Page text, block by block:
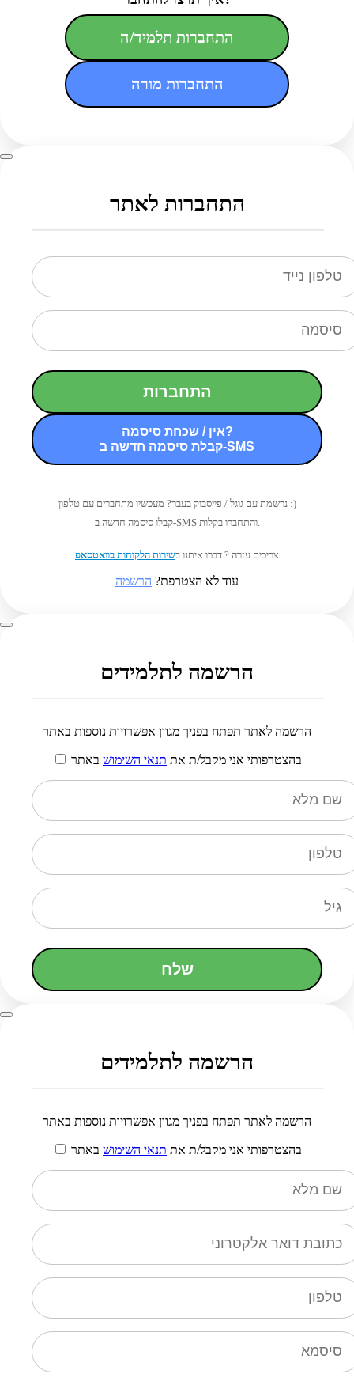
התחברות תלמיד/ה
התחברות מורה
התחברות לאתר
התחברות
אין / שכחת סיסמה?
קבלת סיסמה חדשה ב-SMS
נרשמת עם גוגל / פייסבוק בעבר? מעכשיו מתחברים עם טלפון :)
קבלו סיסמה חדשה ב-SMS והתחברו בקלות.
צריכים עזרה ? דברו איתנו בשירות הלקוחות בוואטסאפ
עוד לא הצטרפת? הרשמה
הרשמה לתלמידים
הרשמה לאתר תפתח בפניך מגוון אפשרויות נוספות באתר
בהצטרפותי אני מקבל/ת את תנאי השימוש באתר
שלח
הרשמה לתלמידים
הרשמה לאתר תפתח בפניך מגוון אפשרויות נוספות באתר
בהצטרפותי אני מקבל/ת את תנאי השימוש באתר